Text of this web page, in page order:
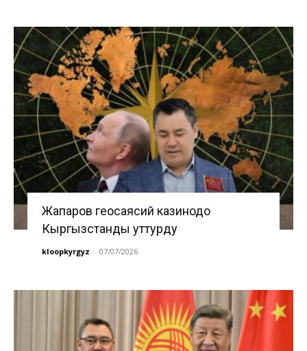
Жапаров геосаясий казинодо
Кыргызстанды уттурду
kloopkyrgyz - 07/07/2026